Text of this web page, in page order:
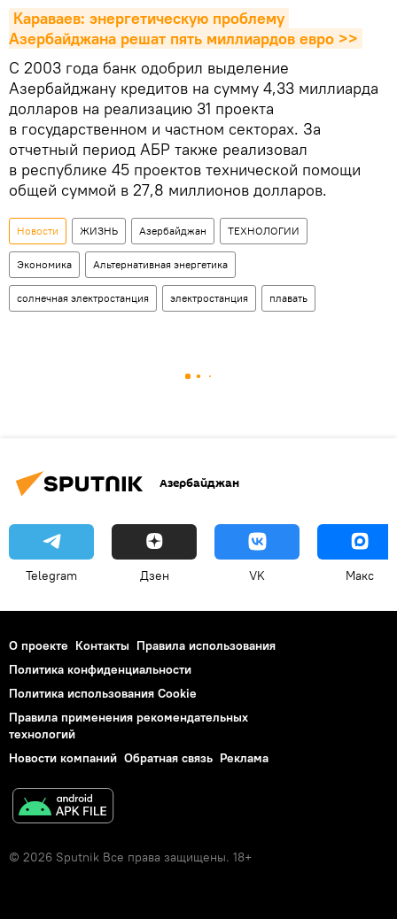
Караваев: энергетическую проблему
Азербайджана решат пять миллиардов евро >>
С 2003 года банк одобрил выделение
Азербайджану кредитов на сумму 4,33 миллиарда
долларов на реализацию 31 проекта
в государственном и частном секторах. За
отчетный период АБР также реализовал
в республике 45 проектов технической помощи
общей суммой в 27,8 миллионов долларов.
Новости ЖИЗНЬ Азербайджан ТЕХНОЛОГИИ
Экономика Альтернативная энергетика
солнечная электростанция электростанция плавать
Азербайджан
Telegram Дзен VK Макс
О проекте Контакты Правила использования
Политика конфиденциальности
Политика использования Cookie
Правила применения рекомендательных
технологий
Новости компаний Обратная связь Реклама
© 2026 Sputnik Все права защищены. 18+